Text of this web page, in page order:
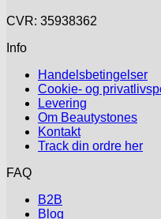
CVR: 35938362
Info
Handelsbetingelser
Cookie- og
Levering
Om Beautystones
Kontakt
Track din ordre her
FAQ
B2B
Blog